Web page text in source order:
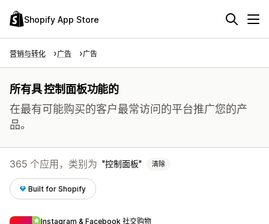
Shopify App Store
营销与转化 广告 广告
所有具 控制面板功能的
在最有可能购买的客户最常访问的平台推广您的产
品。
365 个应用，类别为 控制面板 清除
Built for Shopify
Instagram & Facebook 社交购物